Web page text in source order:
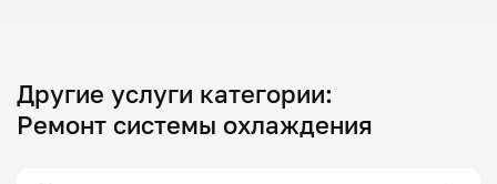
Другие услуги категории:
Ремонт системы охлаждения